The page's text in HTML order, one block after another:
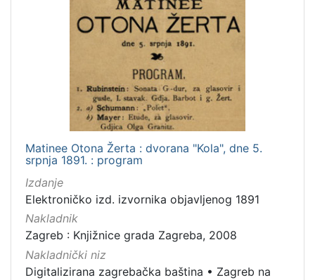
Matinee Otona Žerta : dvorana "Kola", dne 5.
srpnja 1891. : program
Izdanje
Elektroničko izd. izvornika objavljenog 1891
Nakladnik
Zagreb : Knjižnice grada Zagreba, 2008
Nakladnički niz
Digitalizirana zagrebačka baština • Zagreb na